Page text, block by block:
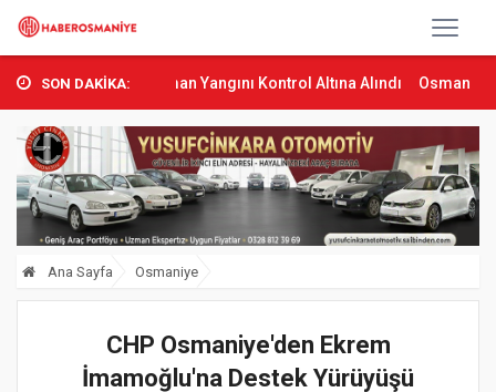
SON DAKİKA:
Orman Yangını Kontrol Altına Alındı Osmaniye’de Tren
Ana Sayfa Osmaniye
CHP Osmaniye'den Ekrem
İmamoğlu'na Destek Yürüyüşü